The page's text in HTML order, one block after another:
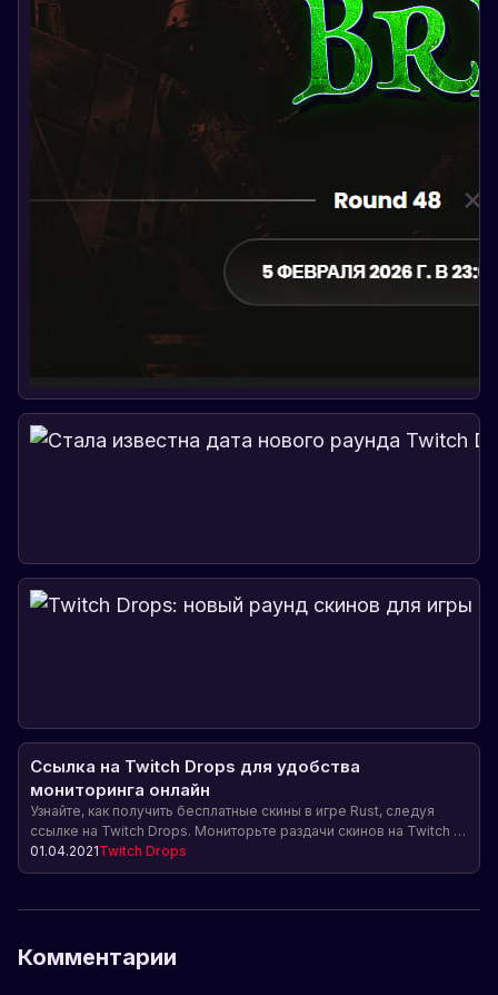
Ссылка на Twitch Drops для удобства
мониторинга онлайн
Узнайте, как получить бесплатные скины в игре Rust, следуя
ссылке на Twitch Drops. Мониторьте раздачи скинов на Twitch и
не пропускайте возможность получить редкие предметы для
своего персонажа.
01.04.2021Twitch Drops
Комментарии